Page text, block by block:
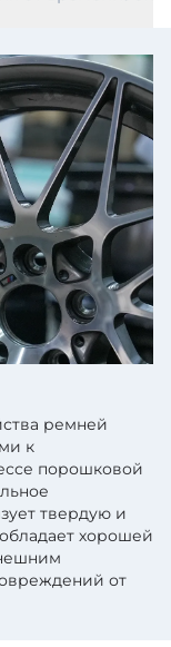
ремней
к
порошковой
твердую и
хорошей
от